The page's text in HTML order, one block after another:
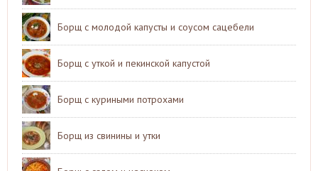
Борщ с молодой капусты и соусом сацебели
Борщ с уткой и пекинской капустой
Борщ с куриными потрохами
Борщ из свинины и утки